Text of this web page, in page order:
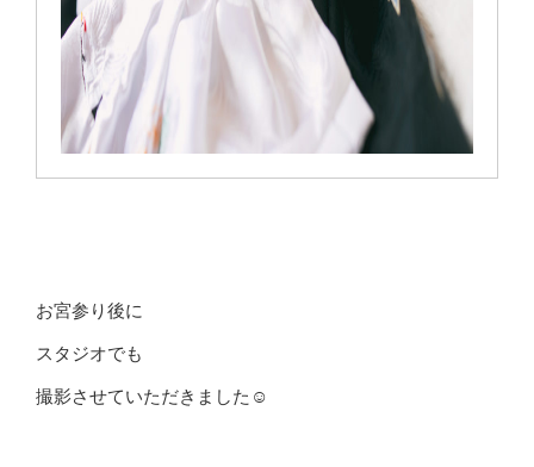
お宮参り後に
スタジオでも
撮影させていただきました☺